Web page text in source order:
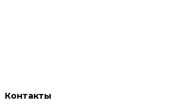
Контакты